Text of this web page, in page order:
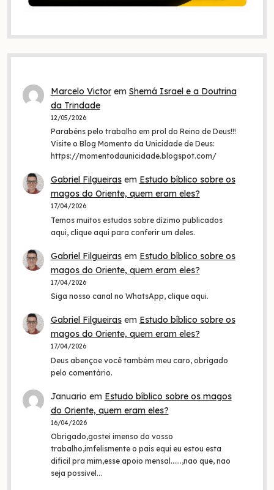
Marcelo Victorem Shemá Israel e a Doutrina
da Trindade
12/05/2026
Parabéns pelo trabalho em prol do Reino de Deus!!!
Visite o Blog Momento da Unicidade de Deus:
https://momentodaunicidade.blogspot.com/
Gabriel Filgueirasem Estudo bíblico sobre os
magos do Oriente, quem eram eles?
17/04/2026
Temos muitos estudos sobre dízimo publicados
aqui, clique aqui para conferir um deles.
Gabriel Filgueirasem Estudo bíblico sobre os
magos do Oriente, quem eram eles?
17/04/2026
Siga nosso canal no WhatsApp, clique aqui.
Gabriel Filgueirasem Estudo bíblico sobre os
magos do Oriente, quem eram eles?
17/04/2026
Deus abençoe você também meu caro, obrigado
pelo comentário.
Januario em Estudo bíblico sobre os magos
do Oriente, quem eram eles?
16/04/2026
Obrigado,gostei imenso do vosso
trabalho,imfelismente o pais equi eu estou esta
dificil pra mim,esse apoio mensal......,nao que, nao
seja possivel…